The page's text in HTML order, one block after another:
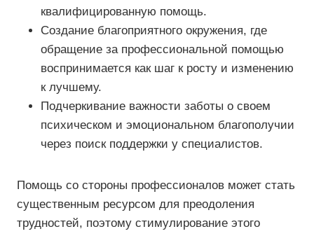
квалифицированную помощь.
Создание благоприятного окружения, где
обращение за профессиональной помощью
воспринимается как шаг к росту и изменению
к лучшему.
Подчеркивание важности заботы о своем
психическом и эмоциональном благополучии
через поиск поддержки у специалистов.
Помощь со стороны профессионалов может стать
существенным ресурсом для преодоления
трудностей, поэтому стимулирование этого